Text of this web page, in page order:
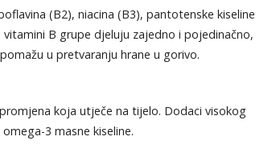
(B2), niacina (B3), pantotenske kiseline
B grupe djeluju zajedno i pojedinačno,
u pretvaranju hrane u gorivo.
koja utječe na tijelo. Dodaci visokog
3 masne kiseline.